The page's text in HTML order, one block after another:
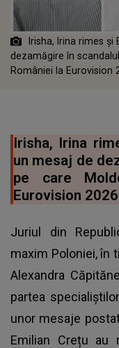
Irisha, Irina rimes
dezamăgire în
României la Eurovision
Irisha, Irina
un mesaj de
pe care
Eurovision
Juriul din
maxim Poloniei, în
Alexandra
partea
unor mesaje
Emilian Crețu au